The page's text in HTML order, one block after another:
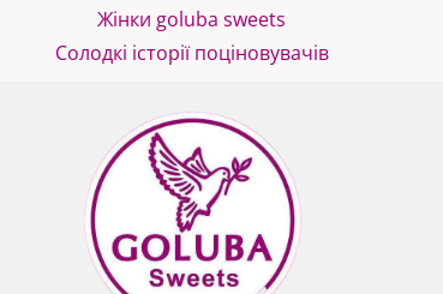
Жінки goluba sweets
Солодкі історії поціновувачів